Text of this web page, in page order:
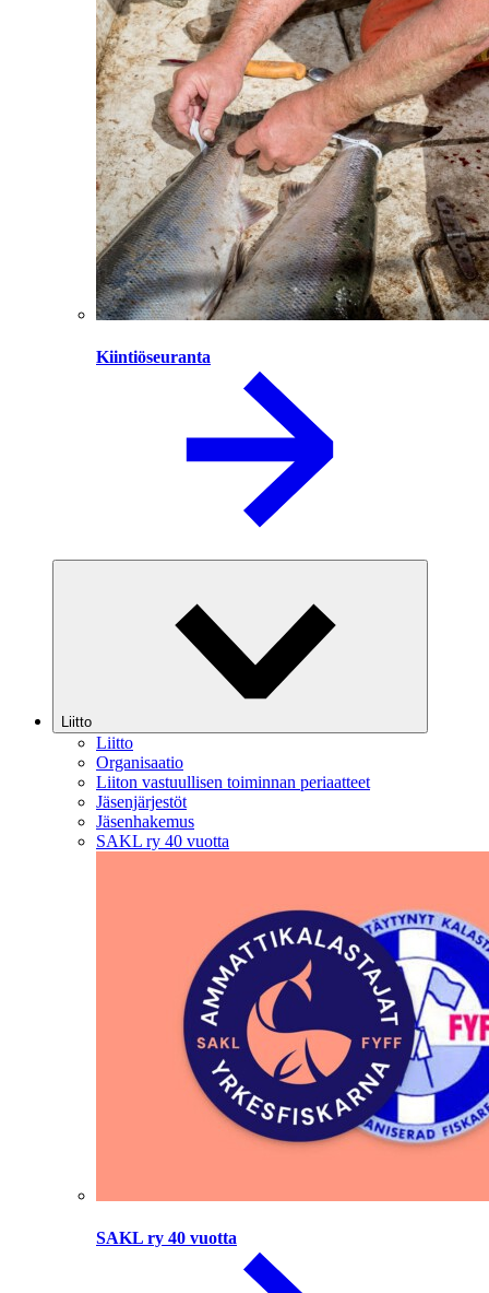
Kiintiöseuranta
Liitto
Liitto
Organisaatio
Liiton vastuullisen toiminnan periaatteet
Jäsenjärjestöt
Jäsenhakemus
SAKL ry 40 vuotta
SAKL ry 40 vuotta